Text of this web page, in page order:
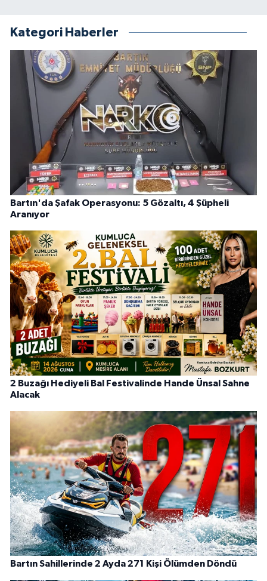
Kategori Haberler
Bartın'da Şafak Operasyonu: 5 Gözaltı, 4 Şüpheli
Aranıyor
2 Buzağı Hediyeli Bal Festivalinde Hande Ünsal Sahne
Alacak
Bartın Sahillerinde 2 Ayda 271 Kişi Ölümden Döndü